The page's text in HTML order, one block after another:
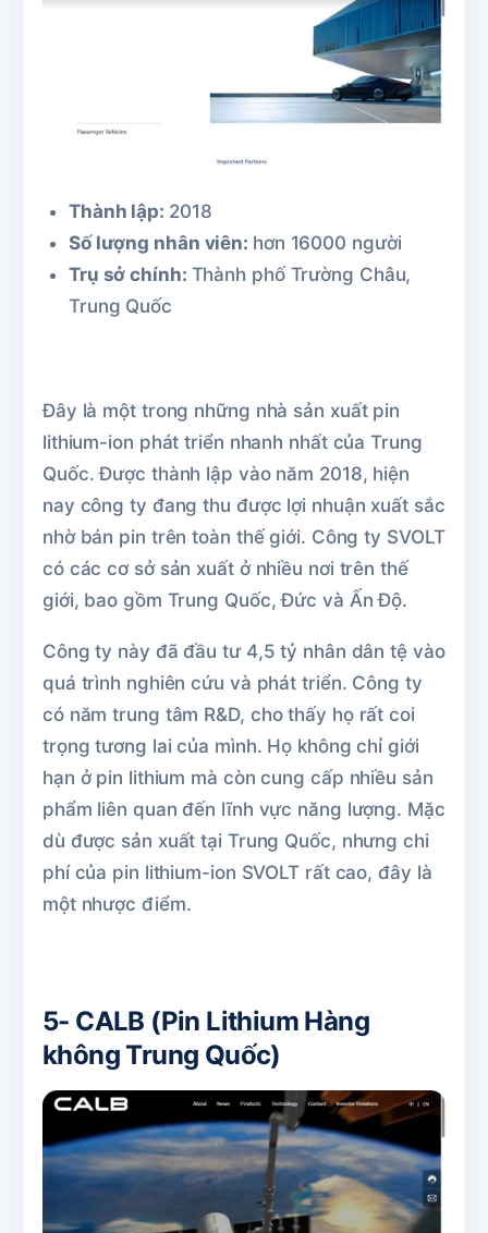
Thành lập: 2018
Số lượng nhân viên: hơn 16000 người
Trụ sở chính: Thành phố Trường Châu,
Trung Quốc
Đây là một trong những nhà sản xuất pin
lithium-ion phát triển nhanh nhất của Trung
Quốc. Được thành lập vào năm 2018, hiện
nay công ty đang thu được lợi nhuận xuất sắc
nhờ bán pin trên toàn thế giới. Công ty SVOLT
có các cơ sở sản xuất ở nhiều nơi trên thế
giới, bao gồm Trung Quốc, Đức và Ấn Độ.
Công ty này đã đầu tư 4,5 tỷ nhân dân tệ vào
quá trình nghiên cứu và phát triển. Công ty
có năm trung tâm R&D, cho thấy họ rất coi
trọng tương lai của mình. Họ không chỉ giới
hạn ở pin lithium mà còn cung cấp nhiều sản
phẩm liên quan đến lĩnh vực năng lượng. Mặc
dù được sản xuất tại Trung Quốc, nhưng chi
phí của pin lithium-ion SVOLT rất cao, đây là
một nhược điểm.
5- CALB (Pin Lithium Hàng
không Trung Quốc)